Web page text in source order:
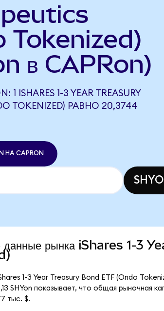
Tokenized)
в CAPRon)
1 ISHARES 1-3 YEAR TREASURY
TOKENIZED) РАВНО 20,3744
НА CAPRON
данные рынка iShares 1-3
1-3 Year Treasury Bond ETF (Ondo
SHYon показывает, что общая рыночная
тыс. $.